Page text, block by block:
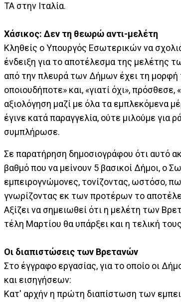
ΤΑ στην Ιταλία.
Xάσικος: Δεν τη θεωρώ αντι-μελέτη
Κληθείς ο Υπουργός Εσωτερικών να
ένδειξη για το αποτέλεσμα της μελέτης
από την πλευρά των Δήμων έχει τη μορφή
οποιουδήποτε» και, «γιατί όχι»,
αξιολόγηση μαζί με όλα τα εμπλεκόμενα
έγινε κατά παραγγελία, ούτε μιλούμε
συμπλήρωσε.
Σε παρατήρηση δημοσιογράφου ότι αυτό
βαθμό που να μείνουν 5 βασικοί Δήμοι, ο
εμπειρογνώμονες, τονίζοντας, ωστόσο,
γνωρίζοντας εκ των προτέρων το
Αξίζει να σημειωθεί ότι η μελέτη των
τέλη Μαρτίου θα υπάρξει και η τελική
Οι διαπιστώσεις των Βρετανών
Στο έγγραφο εργασίας, για το οποίο οι
και εισηγήσεων:
Κατ' αρχήν η πρώτη διαπίστωση των